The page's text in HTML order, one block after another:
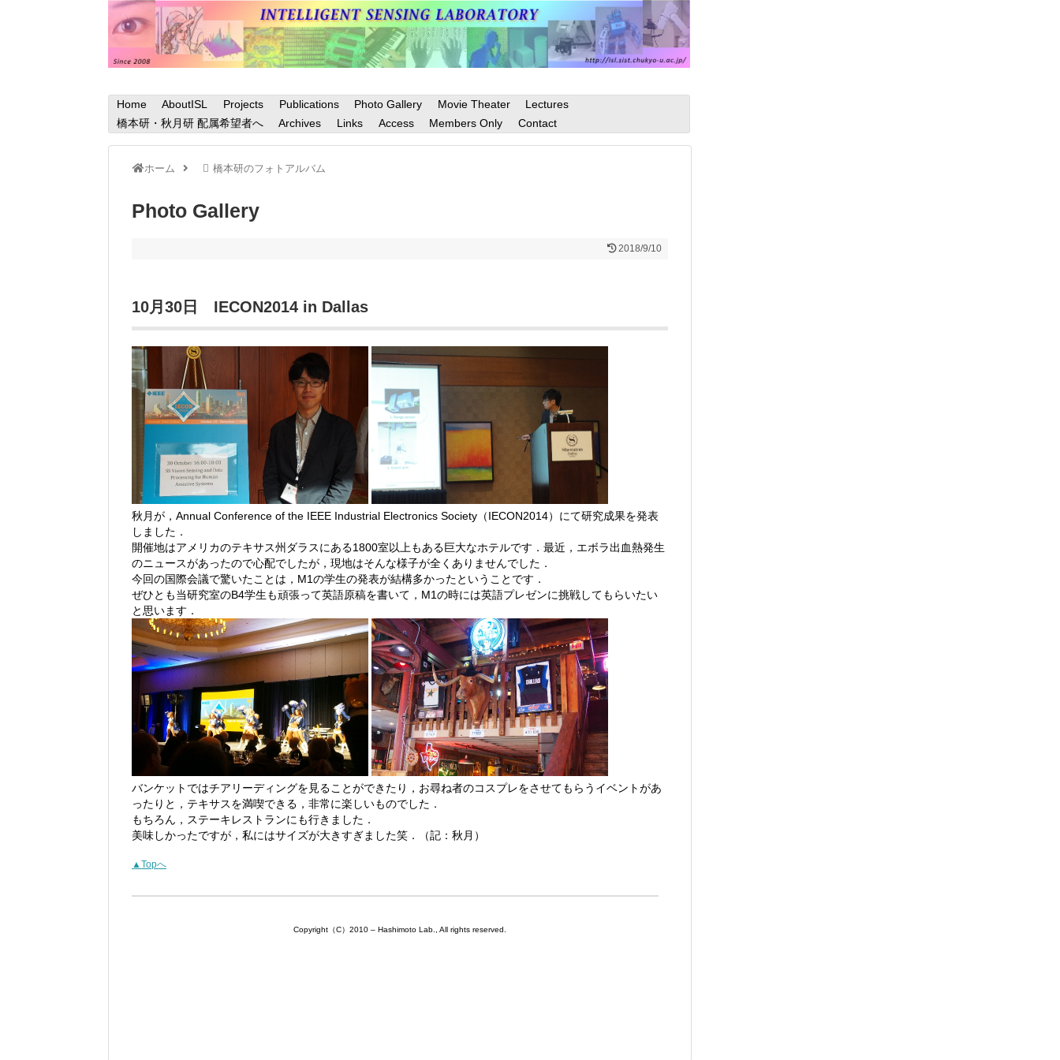
Home AboutISL Projects Publications Photo Gallery Movie Theater
Lectures
橋本研・秋月研 配属希望者へ
Archives Links Access Members Only Contact
ホーム 橋本研のフォトアルバム
Photo Gallery
2018/9/10
10月30日 IECON2014 in Dallas
秋月が，Annual Conference of the IEEE Industrial Electronics Society（IECON2014）にて研究成果を発表
しました．
開催地はアメリカのテキサス州ダラスにある1800室以上もある巨大なホテルです． 最近，エボラ出血熱発生
のニュースがあったので心配でしたが，現地はそんな様子が全くありませんでした．
今回の国際会議で驚いたことは，M1の学生の発表が結構多かったということです．
ぜひとも当研究室のB4学生も頑張って英語原稿を書いて，M1の時には英語プレゼンに挑戦してもらいたい
と思います．
バンケットではチアリーディングを見ることができたり，お尋ね者のコスプレをさせてもらうイベントがあ
ったりと，テキサスを満喫できる，非常に楽しいものでした．
もちろん，ステーキレストランにも行きました．
美味しかったですが，私にはサイズが大きすぎました笑．（記：秋月）
▲Topへ
Copyright（C）2010 – Hashimoto Lab., All rights reserved.